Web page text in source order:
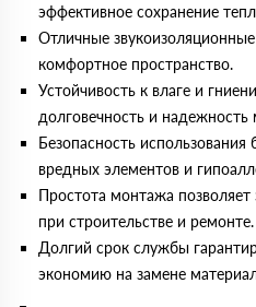
эффективное сохранение
Отличные
комфортное пространство.
Устойчивость к влаге и
долговечность и надежность
Безопасность использования
вредных элементов и
Простота монтажа
при строительстве и ремонте.
Долгий срок службы
экономию на замене